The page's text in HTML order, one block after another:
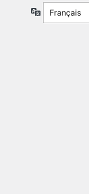
Langue